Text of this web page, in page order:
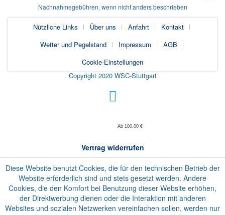
Nachnahmegebühren, wenn nicht anders beschrieben
Nützliche Links Über uns Anfahrt
Kontakt
Wetter und Pegelstand
Impressum
AGB
Cookie-Einstellungen
Copyright 2020 WSC-Stuttgart
Ab 100,00 €
Vertrag widerrufen
Diese Website benutzt Cookies, die für den technischen Betrieb der
Website erforderlich sind und stets gesetzt werden. Andere
Cookies, die den Komfort bei Benutzung dieser Website erhöhen,
der Direktwerbung dienen oder die Interaktion mit anderen
Websites und sozialen Netzwerken vereinfachen sollen, werden nur